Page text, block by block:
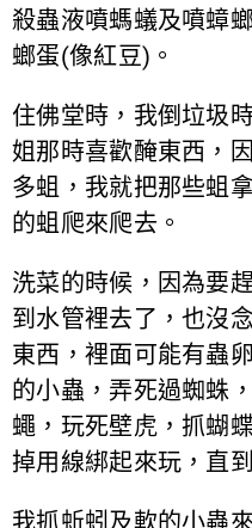
殺蟲液噴螞蟻及噴蟑
螂蛋(像紅豆)。
住佛堂時，我倒垃圾
姐那時喜歡醃東西，
多蛆，我就把那些蛆
的蛆爬來爬去。
洗菜的時候，因為要
到水管裡去了，也沒
東西，裡面可能有蟲
的小蟲，弄死過蜘蛛
蠅，玩死壁虎，抓蝴
掉用線綁起來玩，直
我抓蚯蚓及軟的小蟲